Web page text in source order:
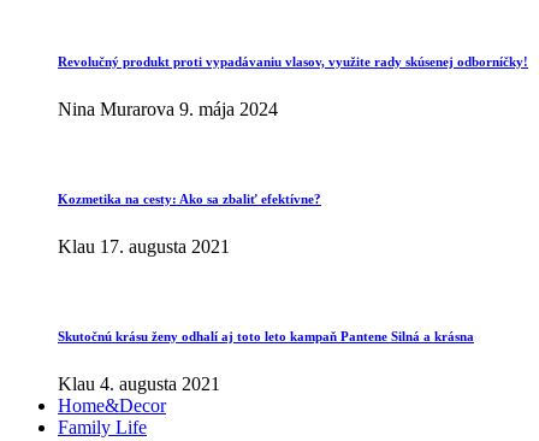
Revolučný produkt proti vypadávaniu vlasov, využite rady skúsenej odborníčky!
Nina Murarova 9. mája 2024
Kozmetika na cesty: Ako sa zbaliť efektívne?
Klau 17. augusta 2021
Skutočnú krásu ženy odhalí aj toto leto kampaň Pantene Silná a krásna
Klau 4. augusta 2021
Home&Decor
Family Life